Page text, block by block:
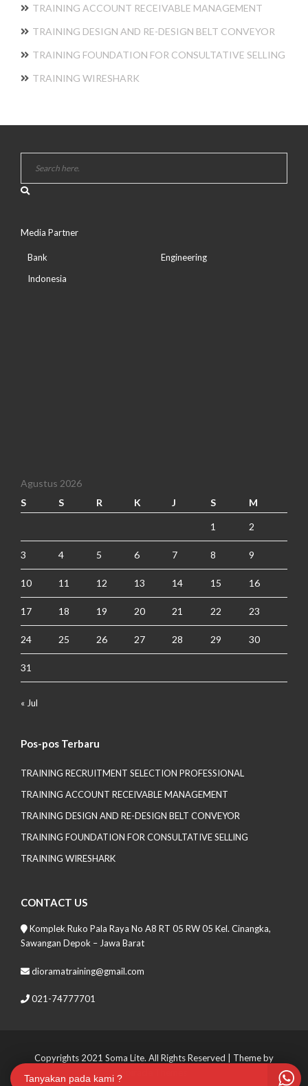
TRAINING ACCOUNT RECEIVABLE MANAGEMENT
TRAINING DESIGN AND RE-DESIGN BELT CONVEYOR
TRAINING FOUNDATION FOR CONSULTATIVE SELLING
TRAINING WIRESHARK
Media Partner
Bank
Indonesia
Engineering
Agustus 2026
S
S R K J S M
1 2
3 4 5 6 7 8 9
10 11 12 13 14 15 16
17 18 19 20 21 22 23
24 25 26 27 28 29 30
31
« Jul
Pos-pos Terbaru
TRAINING RECRUITMENT SELECTION PROFESSIONAL
TRAINING ACCOUNT RECEIVABLE MANAGEMENT
TRAINING DESIGN AND RE-DESIGN BELT CONVEYOR
TRAINING FOUNDATION FOR CONSULTATIVE SELLING
TRAINING WIRESHARK
CONTACT US
Komplek Ruko Pala Raya No A8 RT 05 RW 05 Kel. Cinangka,
Sawangan Depok – Jawa Barat
dioramatraining@gmail.com
021-74777701
Copyrights 2021 Soma Lite. All Rights Reserved | Theme by
Tanyakan pada kami ?